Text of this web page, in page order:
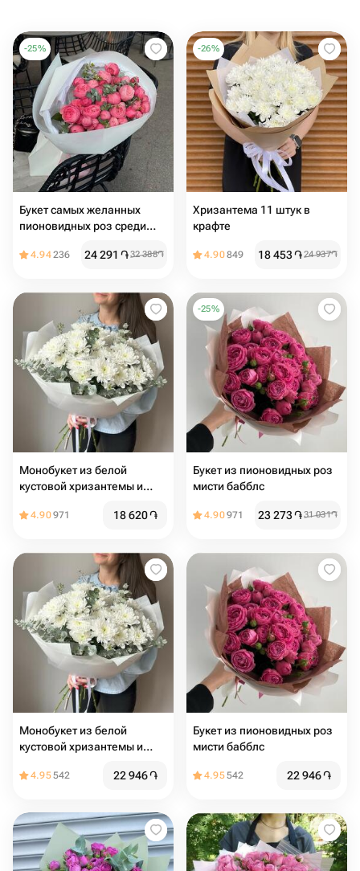
-25%
Букет самых желанных
пионовидных роз среди
4.94236 24 291 ֏32 388֏
-26%
Хризантема 11 штук в
крафте
4.90849 18 453֏24 937֏
Монобукет из белой
кустовой хризантемы и
4.90971 18 620֏
-25%
Букет из пионовидных роз
мисти бабблс
4.90971 23 273֏31 031֏
Монобукет из белой
кустовой хризантемы и
4.95542 22 946֏
Букет из пионовидных роз
мисти бабблс
4.95542 22 946֏